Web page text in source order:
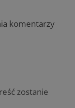
komentarzy
zostanie